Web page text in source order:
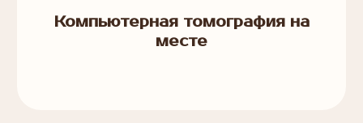
Компьютерная томография на
месте